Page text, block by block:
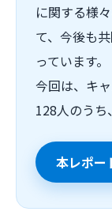
に関する様
て、今後も
っています。
今回は、キ
128人のうち
本レポー